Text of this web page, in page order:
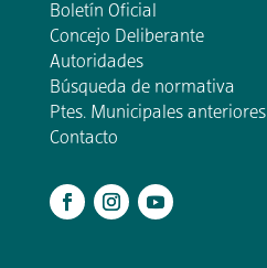
Boletín Oficial
Concejo Deliberante
Autoridades
Búsqueda de normativa
Ptes. Municipales anteriores
Contacto